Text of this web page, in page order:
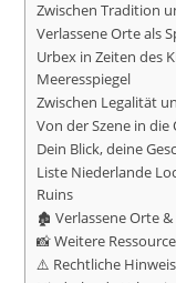
Zwischen Tradition
Verlassene Orte als
Urbex in Zeiten des
Meeresspiegel
Zwischen Legalität
Von der Szene in
Dein Blick, deine
Liste Niederlande
Ruins
🏚️ Verlassene Orte
📸 Weitere
⚠️ Rechtliche